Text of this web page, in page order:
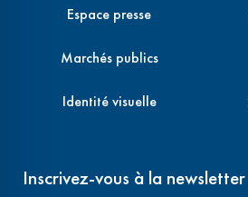
Espace presse
Marchés publics
Identité visuelle
Inscrivez-vous à la newsletter